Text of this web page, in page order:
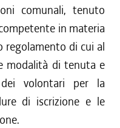
comunali, tenuto
in materia
regolamento di cui al
modalità di tenuta e
dei volontari per la
di iscrizione e le